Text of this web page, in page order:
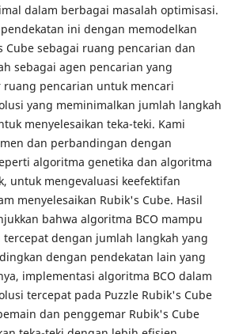
dalam berbagai masalah optimisasi.
ini dengan memodelkan
Cube sebagai ruang pencarian dan
sebagai agen pencarian yang
ruang pencarian untuk mencari
yang meminimalkan jumlah langkah
menyelesaikan teka-teki. Kami
dan perbandingan dengan
algoritma genetika dan algoritma
untuk mengevaluasi keefektifan
menyelesaikan Rubik's Cube. Hasil
bahwa algoritma BCO mampu
tercepat dengan jumlah langkah yang
dengan pendekatan lain yang
implementasi algoritma BCO dalam
tercepat pada Puzzle Rubik's Cube
dan penggemar Rubik's Cube